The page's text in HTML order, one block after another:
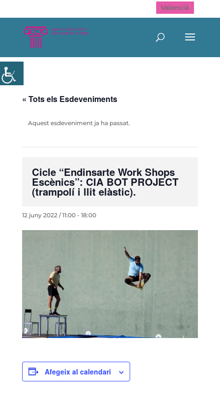
Valencià
« Tots els Esdeveniments
Aquest esdeveniment ja ha passat.
Cicle “Endinsarte Work Shops
Escènics”: CIA BOT PROJECT
(trampolí i llit elàstic).
12 juny 2022 / 11:00- 18:00
Afegeix al calendari